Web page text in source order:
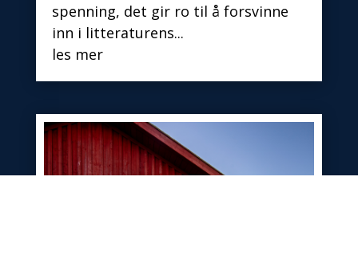
spenning, det gir ro til å forsvinne
inn i litteraturens...
les mer